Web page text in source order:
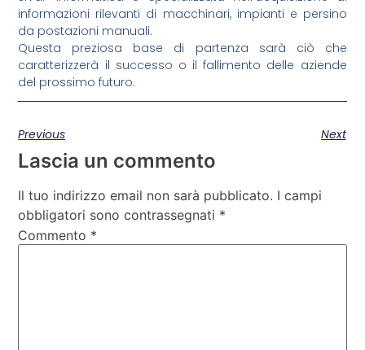
informazioni rilevanti di macchinari, impianti e persino
da postazioni manuali.
Questa preziosa base di partenza sarà ciò che
caratterizzerà il successo o il fallimento delle aziende
del prossimo futuro.
Previous Next
Lascia un commento
Il tuo indirizzo email non sarà pubblicato. I campi
obbligatori sono contrassegnati *
Commento *